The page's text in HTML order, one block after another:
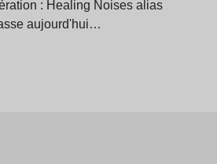
: Healing Noises alias
aujourd'hui…